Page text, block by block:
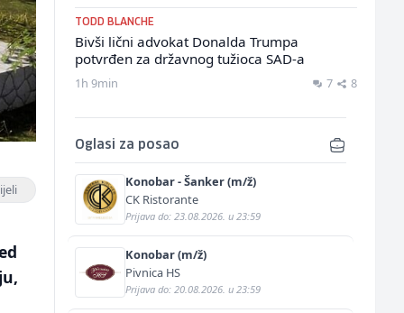
TODD BLANCHE
Bivši lični advokat Donalda Trumpa
potvrđen za državnog tužioca SAD-a
1h 9min 7 8
Oglasi za posao
Konobar - Šanker (m/ž)
CK Ristorante
Prijava do: 23.08.2026. u 23:59
Konobar (m/ž)
Pivnica HS
Prijava do: 20.08.2026. u 23:59